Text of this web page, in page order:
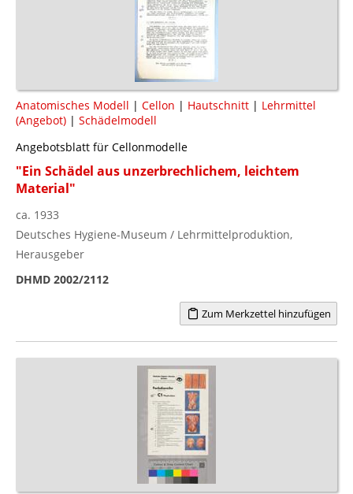
Anatomisches Modell | Cellon | Hautschnitt | Lehrmittel
(Angebot) | Schädelmodell
Angebotsblatt für Cellonmodelle
"Ein Schädel aus unzerbrechlichem, leichtem
Material"
ca. 1933
Deutsches Hygiene-Museum / Lehrmittelproduktion,
Herausgeber
DHMD 2002/2112
Zum Merkzettel hinzufügen